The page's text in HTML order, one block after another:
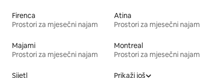
Firenca
Prostori za mjesečni najam
Atina
Prostori za mjesečni najam
Majami
Prostori za mjesečni najam
Montreal
Prostori za mjesečni najam
Sijetl
Prikaži još